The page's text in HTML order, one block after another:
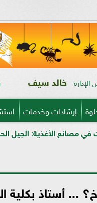
خالد سيف
إرشادات وخدمات
الحديث لمكافحة
... أستاذ بكلية